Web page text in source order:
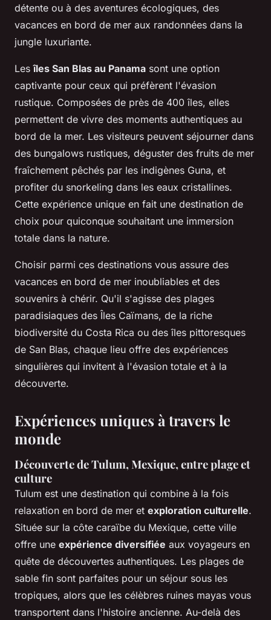
détente ou à des aventures écologiques, des
vacances en bord de mer aux randonnées dans la
jungle luxuriante.
Lesîles San Blas au Panama sont une option
captivante pour ceux qui préfèrent l'évasion
rustique. Composées de près de 400 îles, elles
permettent de vivre des moments authentiques au
bord de la mer. Les visiteurs peuvent séjourner dans
des bungalows rustiques, déguster des fruits de mer
fraîchement pêchés par les indigènes Guna, et
profiter du snorkeling dans les eaux cristallines.
Cette expérience unique en fait une destination de
choix pour quiconque souhaitant une immersion
totale dans la nature.
Choisir parmi ces destinations vous assure des
vacances en bord de mer inoubliables et des
souvenirs à chérir. Qu'il s'agisse des plages
paradisiaques des Îles Caïmans, de la riche
biodiversité du Costa Rica ou des îles pittoresques
de San Blas, chaque lieu offre des expériences
singulières qui invitent à l'évasion totale et à la
découverte.
Expériences uniques à travers le
monde
Découverte de Tulum, Mexique, entre plage et
culture
Tulum est une destination qui combine à la fois
relaxation en bord de mer et exploration culturelle.
Située sur la côte caraïbe du Mexique, cette ville
offre une expérience diversifiée aux voyageurs en
quête de découvertes authentiques. Les plages de
sable fin sont parfaites pour un séjour sous les
tropiques, alors que les célèbres ruines mayas vous
transportent dans l'histoire ancienne. Au-delà des